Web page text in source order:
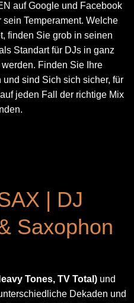
aufGoogle und Facebook
Temperament. Welche
finden Sie grob in seinen
Standart für DJs in ganz
Finden Sie Ihre
sind Sich sich sicher, für
jeden Fall der richtige Mix
| DJ
Saxophon
Tones, TV Total)und
Dekaden und